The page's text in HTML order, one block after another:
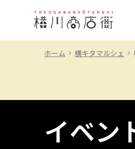
トップページ
横川商店街とは
ホーム 横キタマルシェ
イベン